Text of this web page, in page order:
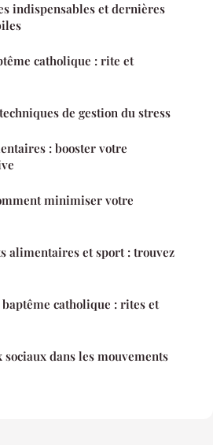
indispensables et dernières
catholique : rite et
de gestion du stress
: booster votre
minimiser votre
alimentaires et sport : trouvez
baptême catholique : rites et
sociaux dans les mouvements